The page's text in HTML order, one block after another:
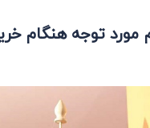
مورد توجه هنگام